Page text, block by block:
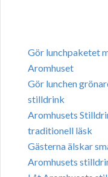
Gör lunchpaketet
Aromhuset
Gör lunchen
stilldrink
Aromhusets
traditionell läsk
Gästerna älskar
Aromhusets